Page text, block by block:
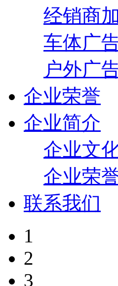
经销商
车体广
户外广
企业荣誉
企业简介
企业文
企业荣
联系我们
1
2
3